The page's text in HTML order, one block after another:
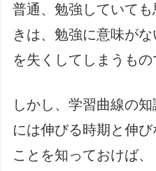
普通、勉強していて
きは、勉強に意味が
を失くしてしまうもの
しかし、学習曲線の
には伸びる時期と伸
ことを知っておけば、